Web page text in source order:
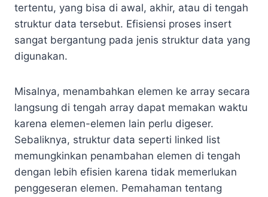
tertentu, yang bisa di awal, akhir, atau di tengah
struktur data tersebut. Efisiensi proses insert
sangat bergantung pada jenis struktur data yang
digunakan.
Misalnya, menambahkan elemen ke array secara
langsung di tengah array dapat memakan waktu
karena elemen-elemen lain perlu digeser.
Sebaliknya, struktur data seperti linked list
memungkinkan penambahan elemen di tengah
dengan lebih efisien karena tidak memerlukan
penggeseran elemen. Pemahaman tentang